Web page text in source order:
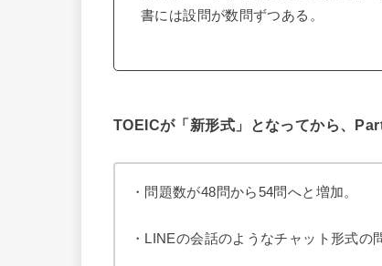
書には設問が数問ずつある。
TOEICが「新形式」となってから、
・問題数が48問から54問へと増加。
・LINEの会話のようなチャット形式の